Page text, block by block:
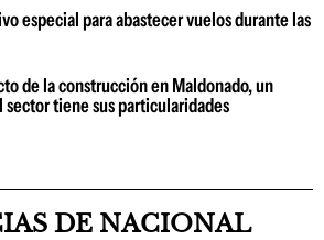
especial para abastecer vuelos durante las
de la construcción en Maldonado, un
tiene sus particularidades
DE NACIONAL